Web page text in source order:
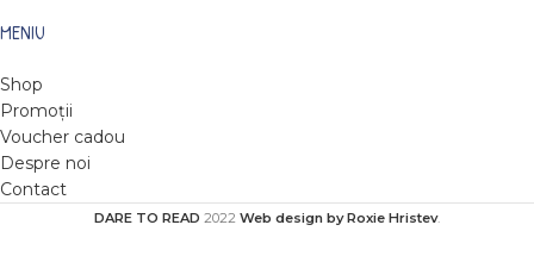
MENIU
Shop
Promoții
Voucher cadou
Despre noi
Contact
DARE TO READ 2022 Web design by Roxie Hristev.